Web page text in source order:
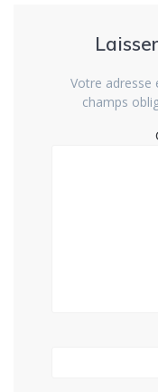
Votre adresse
champs